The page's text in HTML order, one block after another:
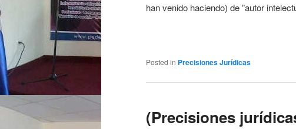
han venido haciendo) de ”autor
Posted in Precisiones Jurídicas
(Precisiones